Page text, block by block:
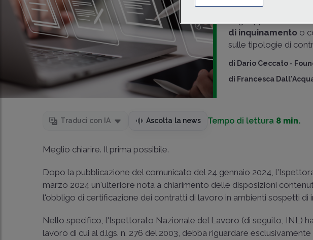
chiarimenti sulla
degli appaltatori cui
di inquinamento o
sulle tipologie di
di Dario Ceccato -
di Francesca
Traduci con IA Ascolta la news Tempo di lettura 8 min.
Meglio chiarire. Il prima possibile.
Dopo la pubblicazione del comunicato del 24 gennaio 2024,
marzo 2024 un'ulteriore nota a chiarimento delle disposizioni
l'obbligo di certificazione dei contratti di lavoro in ambienti sospetti di
Nello specifico, l'Ispettorato Nazionale del Lavoro (di seguito, INL)
lavoro di cui al d.lgs. n. 276 del 2003, debba riguardare